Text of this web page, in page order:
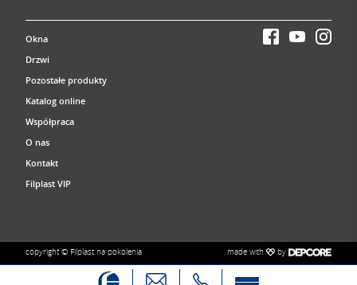
Okna
Drzwi
Pozostałe produkty
Katalog online
Współpraca
O nas
Kontakt
Filplast VIP
copyright © Filplast na pokolenia made with by